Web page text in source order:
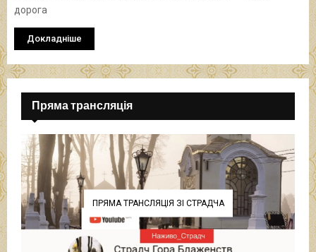
дорога
Докладніше
Пряма трансляція
ПРЯМА ТРАНСЛЯЦІЯ ЗІ СТРАДЧА